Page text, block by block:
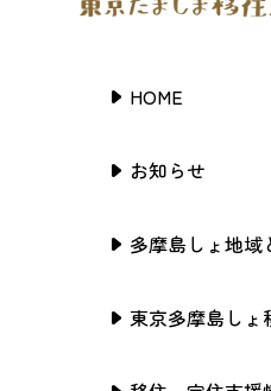
HOME
お知らせ
多摩島しょ地域
東京多摩島しょ